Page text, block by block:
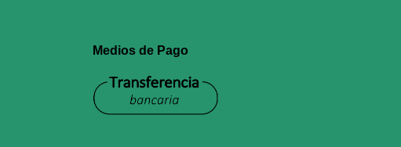
Medios de Pago